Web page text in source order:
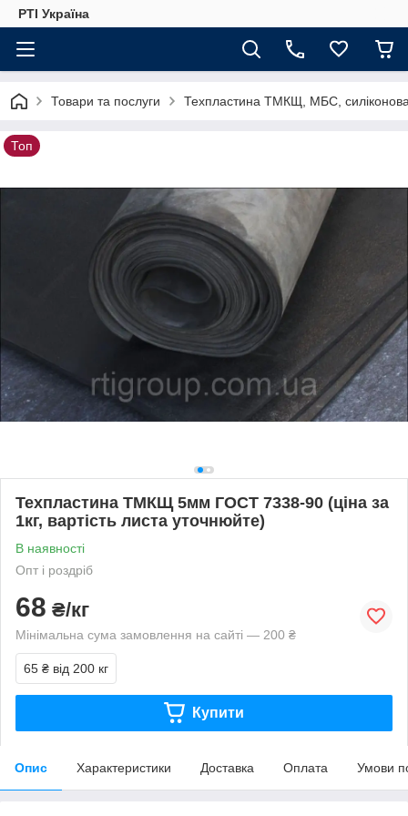
РТІ Україна
Товари та послуги Техпластина ТМКЩ, МБС,
Топ
Техпластина ТМКЩ 5мм ГОСТ 7338-90 (ціна за
1кг, вартість листа уточнюйте)
В наявності
Опт і роздріб
68 ₴/кг
Мінімальна сума замовлення на сайті — 200 ₴
65 ₴ від 200 кг
Купити
Опис Характеристики Доставка Оплата Умови